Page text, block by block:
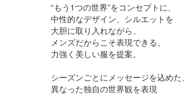
“もう1つの世界”をコンセプトに、
中性的なデザイン、シルエットを
大胆に取り入れながら、
メンズだからこそ表現できる、
力強く美しい服を提案。
シーズンごとにメッセージを込めた、
異なった独自の世界観を表現